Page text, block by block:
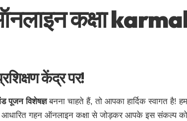
कक्षा
केंद्रपर!
पूजन विशेषज्ञबनना चाहते हैं, तो आपका हार्दिक स्वागत है!
आधारित गहन ऑनलाइन कक्षा से जोड़कर आपके इस संकल्प